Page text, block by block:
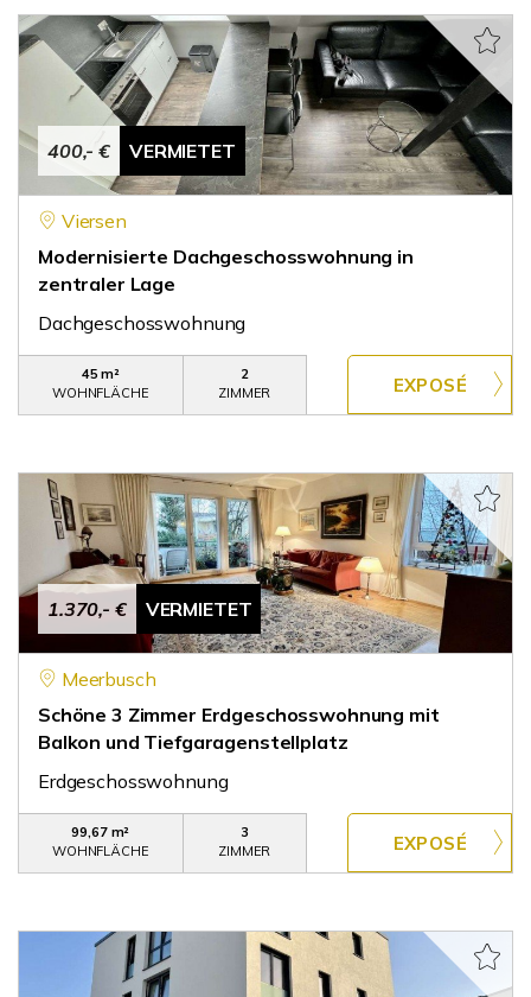
400,- € VERMIETET
Viersen
Modernisierte Dachgeschosswohnung in
zentraler Lage
Dachgeschosswohnung
45 m²
WOHNFLÄCHE
2
ZIMMER
1.370,- € VERMIETET
Meerbusch
Schöne 3 Zimmer Erdgeschosswohnung mit
Balkon und Tiefgaragenstellplatz
Erdgeschosswohnung
99,67 m²
WOHNFLÄCHE
3
ZIMMER